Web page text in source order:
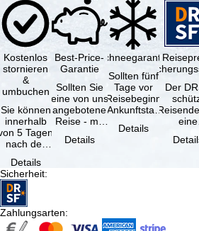
Kostenlos
stornieren
&
umbuchen
Sie können
innerhalb
5 Tagen
nach der
kostenfrei
…
Details
Best-Price-
Garantie
Sollten Sie
eine von uns
angebotene
Reise - mit
Leistung und
Details
Schneegarantie
Sollten fünf
Tage vor
Reisebeginn
(Ankunftstag)
Schneemangel
Details
Der
eine
oder
Sicherheit:
Zahlungsarten: